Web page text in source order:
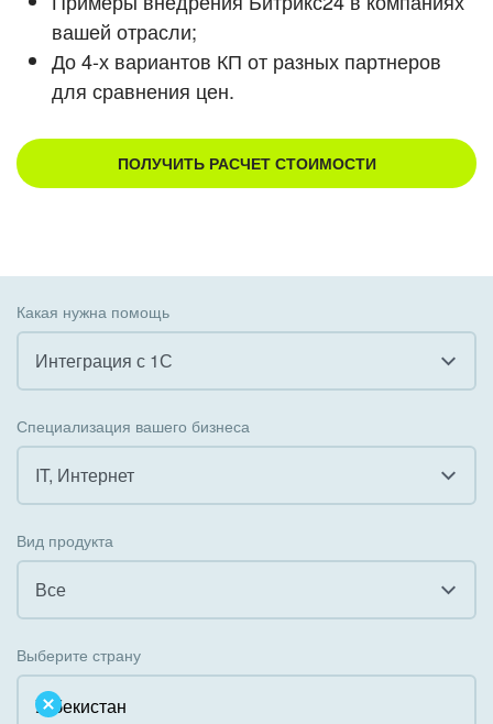
вашей отрасли;
До 4-х вариантов КП от разных партнеров
для сравнения цен.
ПОЛУЧИТЬ РАСЧЕТ СТОИМОСТИ
Какая нужна помощь
Интеграция с 1С
Внедрение КЭДО
Интеграция с 1С
Внедрение Бизнес-процессов
Системное администрирование
Специализация вашего бизнеса
IT, Интернет
Государственные организации
Коммунальные услуги, ЖКХ
Вид продукта
Все
Облачный Битрикс24
Выберите страну